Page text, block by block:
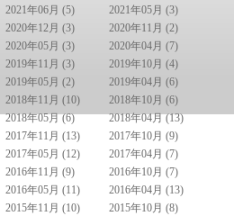
2021年06月 (5)
2021年05月 (3)
2020年12月 (3)
2020年11月 (2)
2020年05月 (3)
2020年04月 (7)
2019年11月 (3)
2019年10月 (4)
2019年05月 (2)
2019年04月 (6)
2018年11月 (10)
2018年10月 (6)
2018年05月 (6)
2018年04月 (13)
2017年11月 (13)
2017年10月 (9)
2017年05月 (12)
2017年04月 (7)
2016年11月 (9)
2016年10月 (7)
2016年05月 (11)
2016年04月 (13)
2015年11月 (10)
2015年10月 (8)